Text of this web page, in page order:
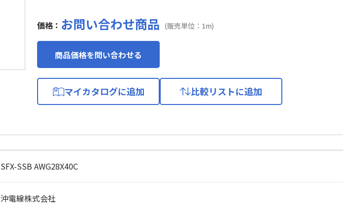
価格： お問い合わせ商品 (販売単位：1m)
商品価格を問い合わせる
マイカタログに追加 比較リストに追加
SFX-SSB AWG28X40C
沖電線株式会社